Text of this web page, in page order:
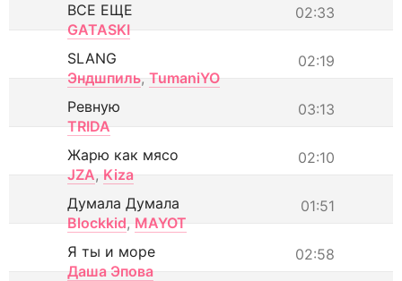
02:33
ВСЕ ЕЩЕ
GATASKI
02:19
SLANG
Эндшпиль, TumaniYO
03:13
Ревную
TRIDA
02:10
Жарю как мясо
JZA, Kiza
01:51
Думала Думала
Blockkid, MAYOT
02:58
Я ты и море
Даша Эпова